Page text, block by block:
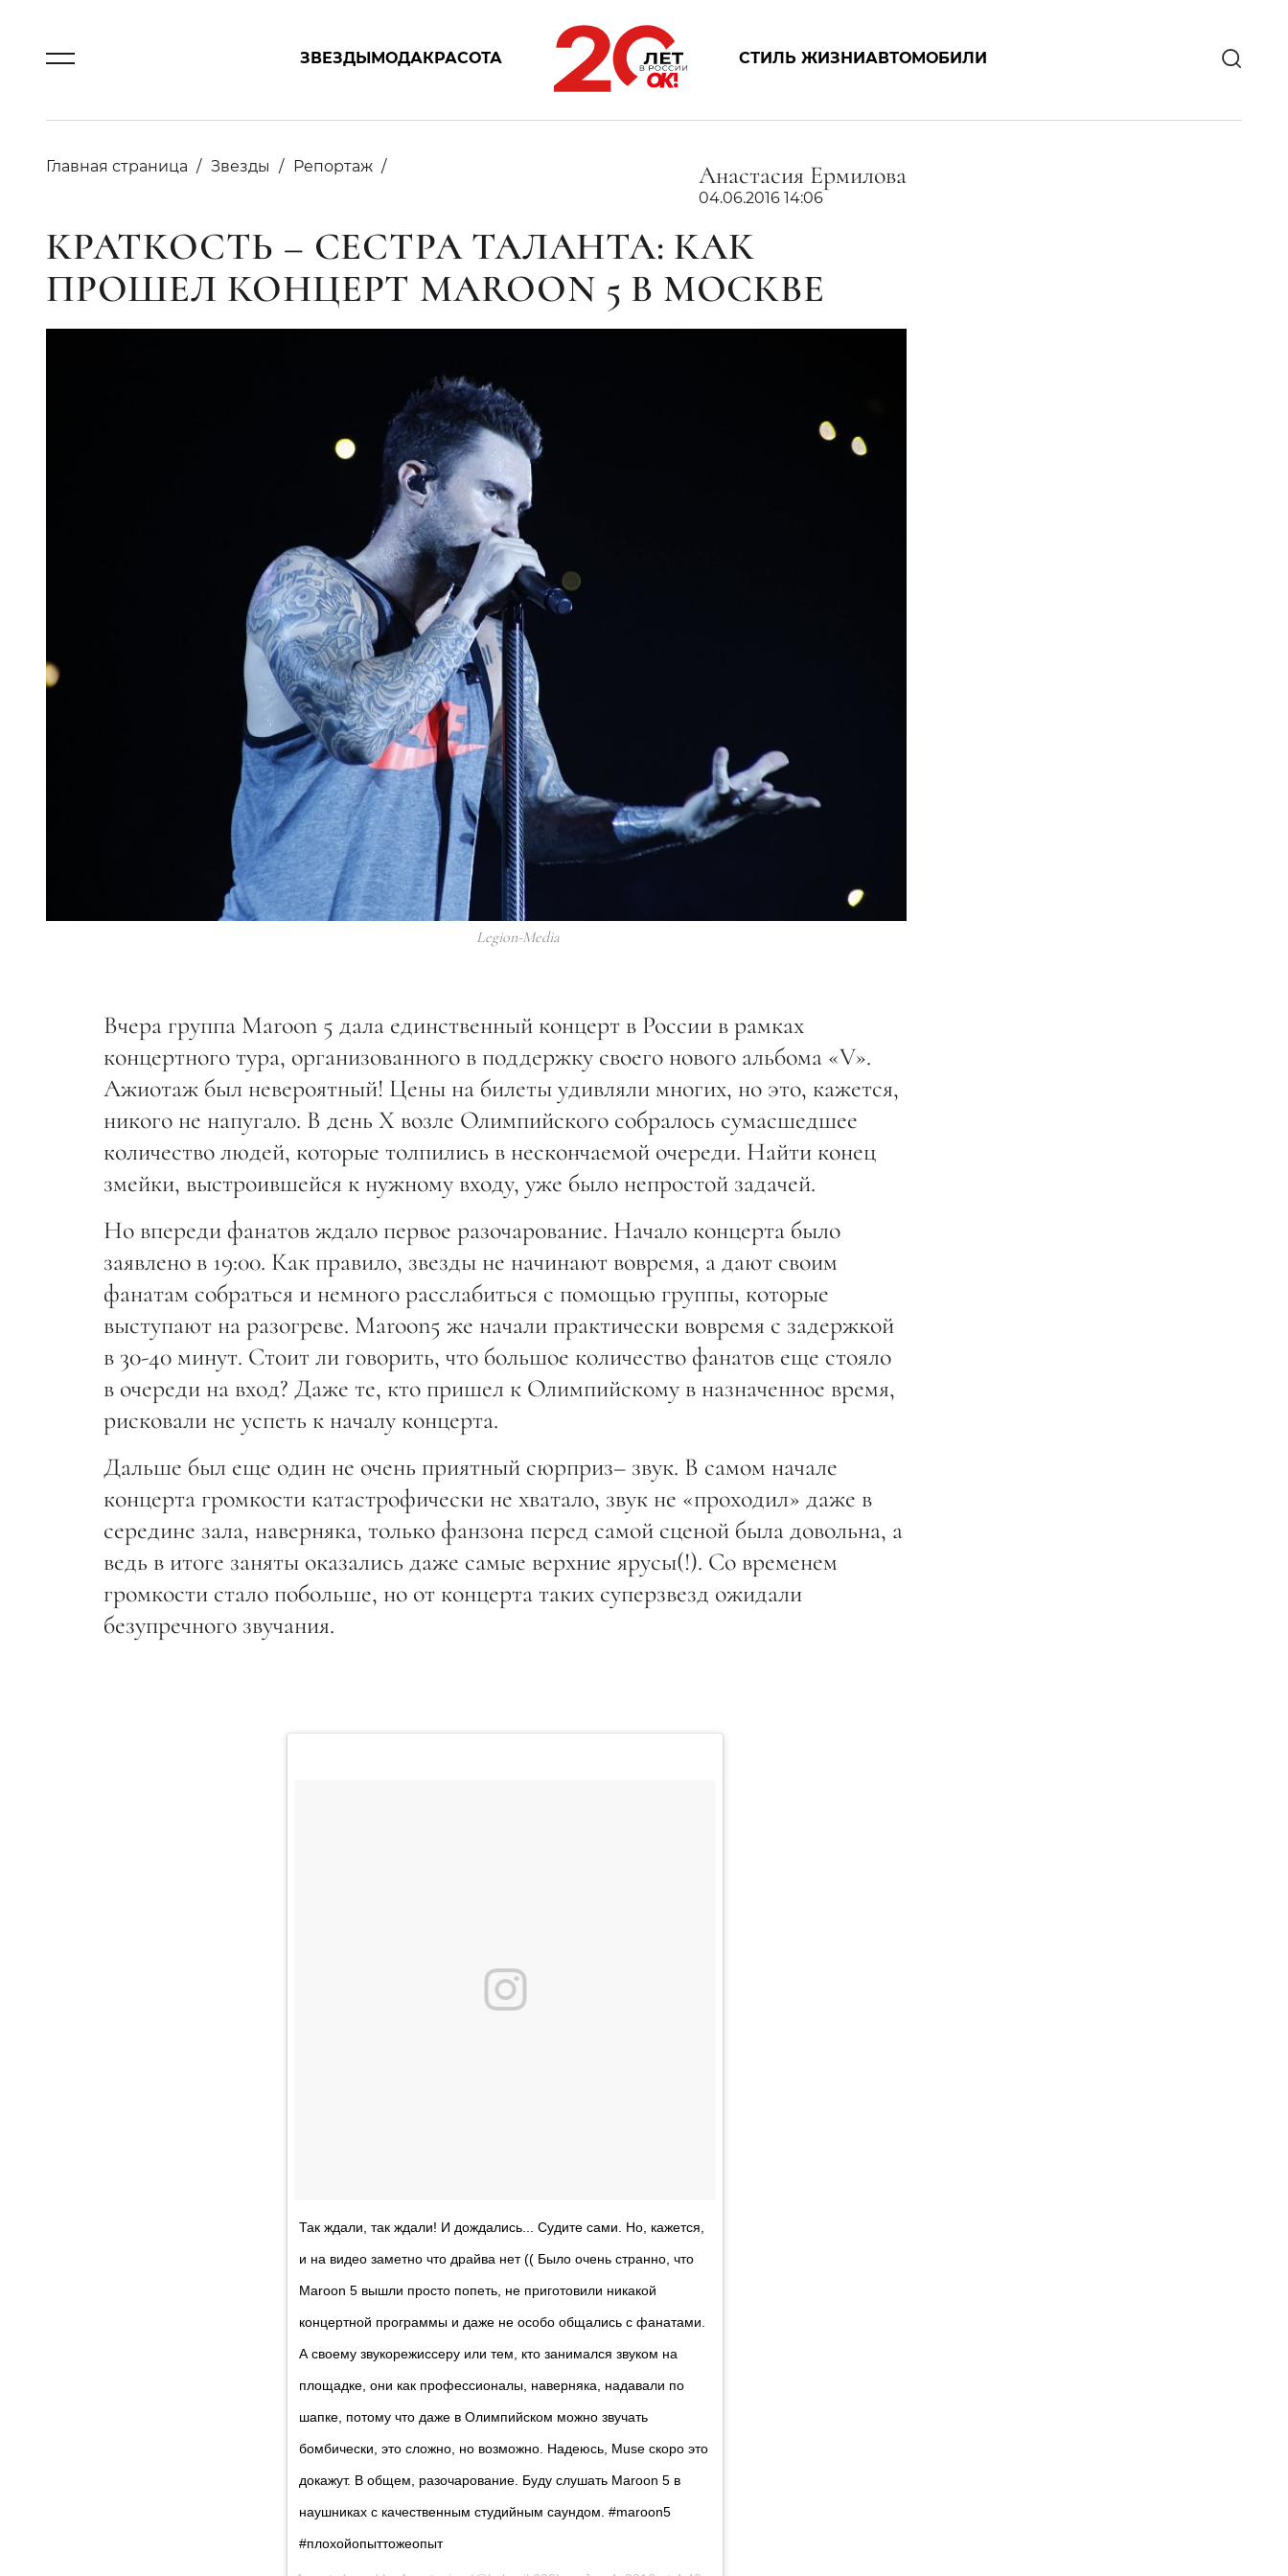
ЗВЕЗДЫМОДАКРАСОТА СТИЛЬ ЖИЗНИАВТОМОБИЛИ
Главная страница Звезды Репортаж Анастасия Ермилова
04.06.2016 14:06
КРАТКОСТЬ – СЕСТРА ТАЛАНТА: КАК
ПРОШЕЛ КОНЦЕРТ MAROON 5 В МОСКВЕ
Legion-Media
Вчера группа Maroon 5 дала единственный концерт в России в рамках
концертного тура, организованного в поддержку своего нового альбома «V».
Ажиотаж был невероятный! Цены на билеты удивляли многих, но это, кажется,
никого не напугало. В день X возле Олимпийского собралось сумасшедшее
количество людей, которые толпились в нескончаемой очереди. Найти конец
змейки, выстроившейся к нужному входу, уже было непростой задачей.
Но впереди фанатов ждало первое разочарование. Начало концерта было
заявлено в 19:00. Как правило, звезды не начинают вовремя, а дают своим
фанатам собраться и немного расслабиться с помощью группы, которые
выступают на разогреве. Maroon5 же начали практически вовремя с задержкой
в 30-40 минут. Стоит ли говорить, что большое количество фанатов еще стояло
в очереди на вход? Даже те, кто пришел к Олимпийскому в назначенное время,
рисковали не успеть к началу концерта.
Дальше был еще один не очень приятный сюрприз– звук. В самом начале
концерта громкости катастрофически не хватало, звук не «проходил» даже в
середине зала, наверняка, только фанзона перед самой сценой была довольна, а
ведь в итоге заняты оказались даже самые верхние ярусы(!). Со временем
громкости стало побольше, но от концерта таких суперзвезд ожидали
безупречного звучания.
Так ждали, так ждали! И дождались... Судите сами. Но, кажется,
и на видео заметно что драйва нет (( Было очень странно, что
Maroon 5 вышли просто попеть, не приготовили никакой
концертной программы и даже не особо общались с фанатами.
А своему звукорежиссеру или тем, кто занимался звуком на
площадке, они как профессионалы, наверняка, надавали по
шапке, потому что даже в Олимпийском можно звучать
бомбически, это сложно, но возможно. Надеюсь, Muse скоро это
докажут. В общем, разочарование. Буду слушать Maroon 5 в
наушниках с качественным студийным саундом. #maroon5
#плохойопыттожеопыт